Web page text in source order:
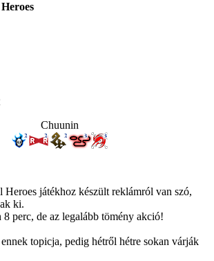
Chuunin
játékhoz készült reklámról van szó,
ki.
perc, de az legalább tömény akció!
topicja, pedig hétről hétre sokan várják